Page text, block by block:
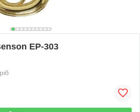
EP-303